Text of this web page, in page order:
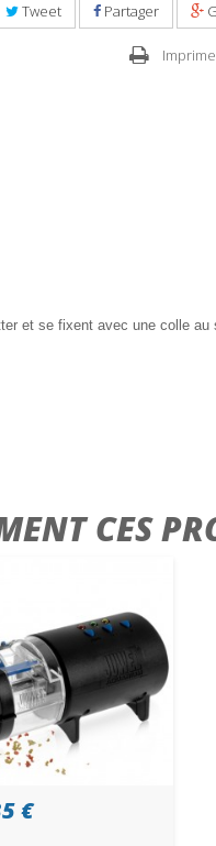
Tweet Partager
et se fixent avec une colle au
CES
€